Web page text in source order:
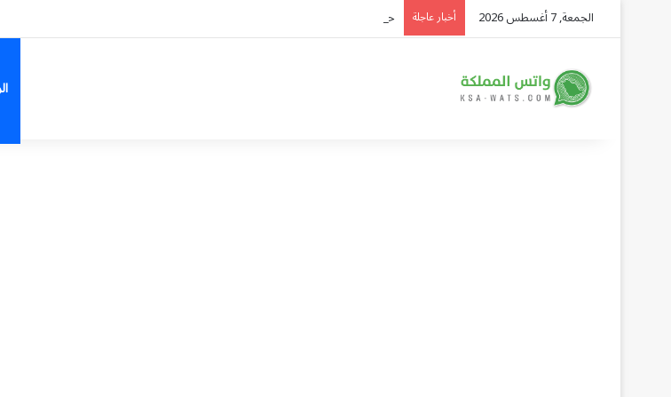
الجمعة, 7 أغسطس 2026 أخبار عاجلة حين تعطش بلادُ المطر.. «هايد بارك» يتحول إلى صحراء ونصف إنجلترا في حالة جفاف